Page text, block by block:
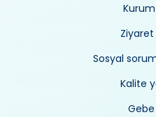
Ziyaret
Sosyal
Kalite